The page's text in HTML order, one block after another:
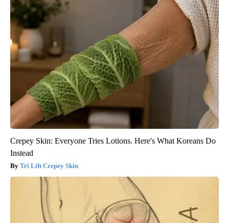
Crepey Skin: Everyone Tries Lotions. Here's What Koreans Do
Instead
Tri Lift Crepey Skin